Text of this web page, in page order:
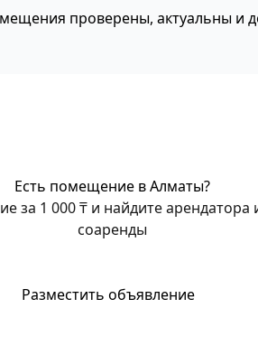
проверены, актуальны и
Есть помещение в Алматы?
за 1 000 ₸ и найдите арендатора
соаренды
Разместить объявление